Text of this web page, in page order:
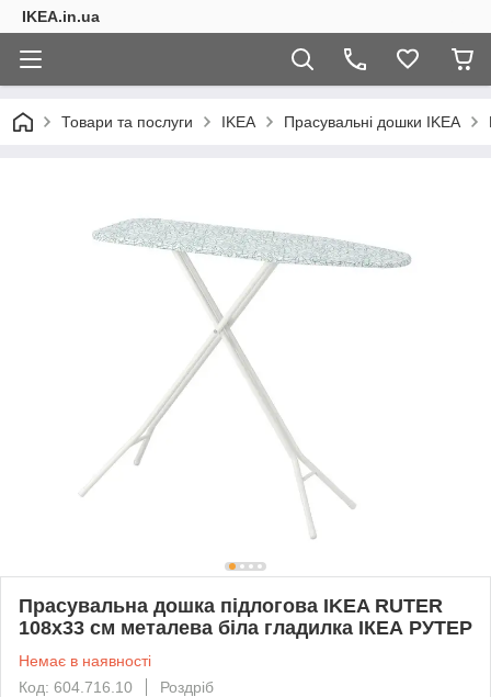
IKEA.in.ua
Товари та послуги IKEA Прасувальні дошки IKEA
Прасувальна дошка підлогова IKEA RUTER
108x33 см металева біла гладилка ІКЕА РУТЕР
Немає в наявності
Код: 604.716.10
Роздріб